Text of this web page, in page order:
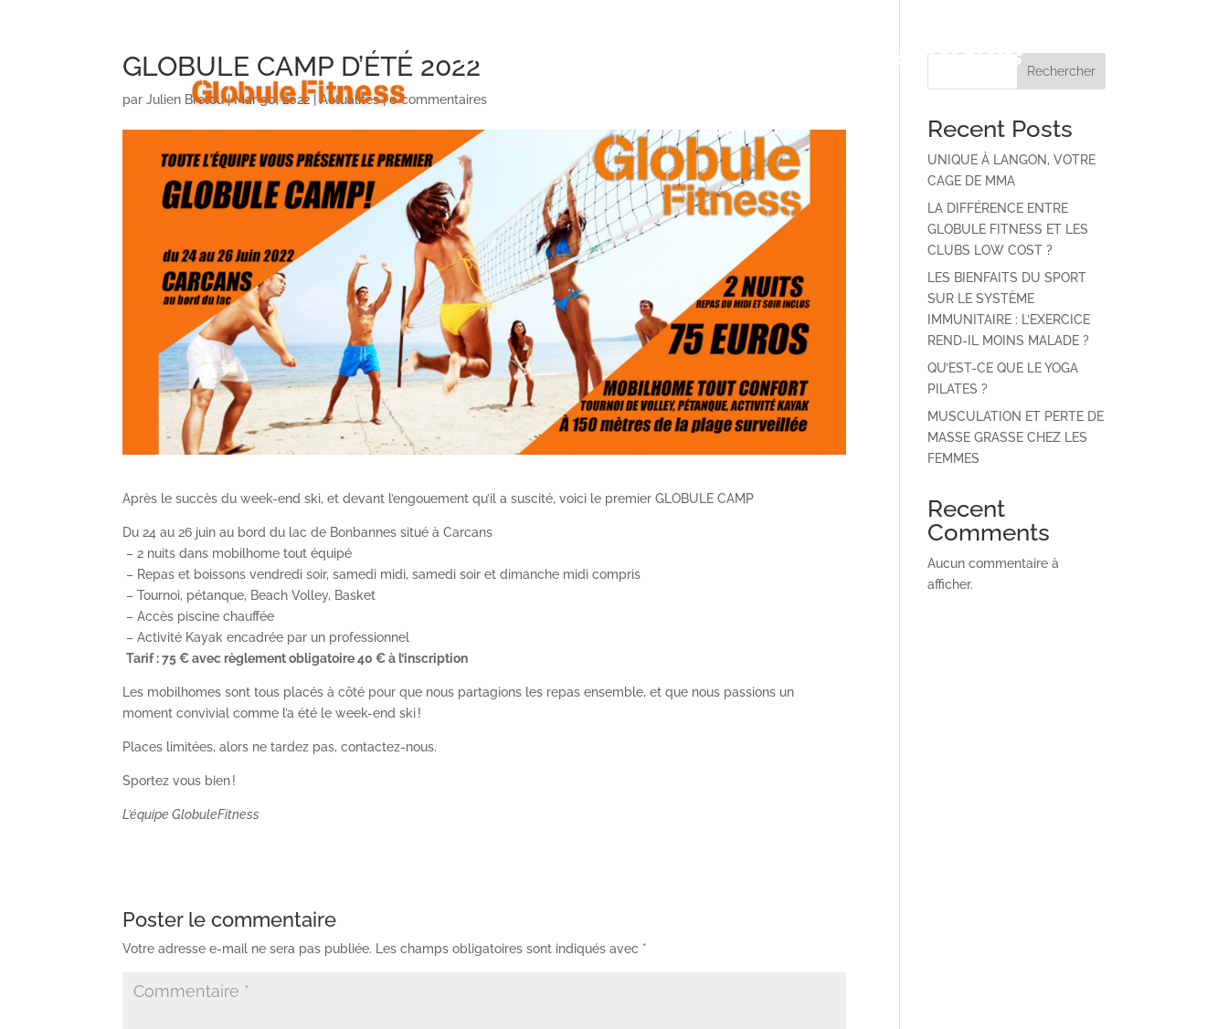
L’HISTOIRE LES ACTUS LES TARIFS
CONTACT
GLOBULE CAMP D’ÉTÉ 2022
parJulien Bretou|Mar 30, 2022 |Actualités|0 commentaires
Après le succès du week-end ski, et devant l’engouement qu’il a suscité, voici le premier GLOBULE CAMP
Du 24 au 26 juin au bord du lac de Bonbannes situé à Carcans
– 2 nuits dans mobilhome tout équipé
– Repas et boissons vendredi soir, samedi midi, samedi soir et dimanche midi compris
– Tournoi, pétanque, Beach Volley, Basket
– Accès piscine chauffée
– Activité Kayak encadrée par un professionnel
Tarif : 75 € avec règlement obligatoire 40 € à l’inscription
Les mobilhomes sont tous placés à côté pour que nous partagions les repas ensemble, et que nous passions un
moment convivial comme l’a été le week-end ski !
Places limitées, alors ne tardez pas, contactez-nous.
Sportez vous bien !
L’équipe GlobuleFitness
Poster le commentaire
Votre adresse e-mail ne sera pas publiée. Les champs obligatoires sont indiqués avec *
Rechercher
Recent Posts
UNIQUE À LANGON, VOTRE
CAGE DE MMA
LA DIFFÉRENCE ENTRE
GLOBULE FITNESS ET LES
CLUBS LOW COST ?
LES BIENFAITS DU SPORT
SUR LE SYSTÈME
IMMUNITAIRE : L’EXERCICE
REND-IL MOINS MALADE ?
QU’EST-CE QUE LE YOGA
PILATES ?
MUSCULATION ET PERTE DE
MASSE GRASSE CHEZ LES
FEMMES
Recent
Comments
Aucun commentaire à
afficher.